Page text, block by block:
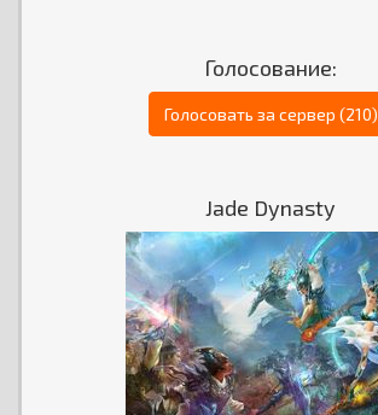
Голосование:
Голосовать за сервер (210)
Jade Dynasty